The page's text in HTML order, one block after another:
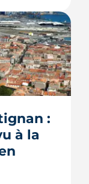
propre
Entre
son
:
à la